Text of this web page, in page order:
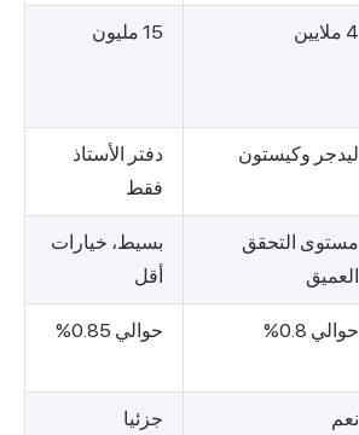
4 ملايين 15 مليون
ليدجر وكيستون
دفتر الأستاذ
فقط
مستوى التحقق
العميق
بسيط، خيارات
أقل
حوالي 0.8% حوالي 0.85%
نعم جزئيا